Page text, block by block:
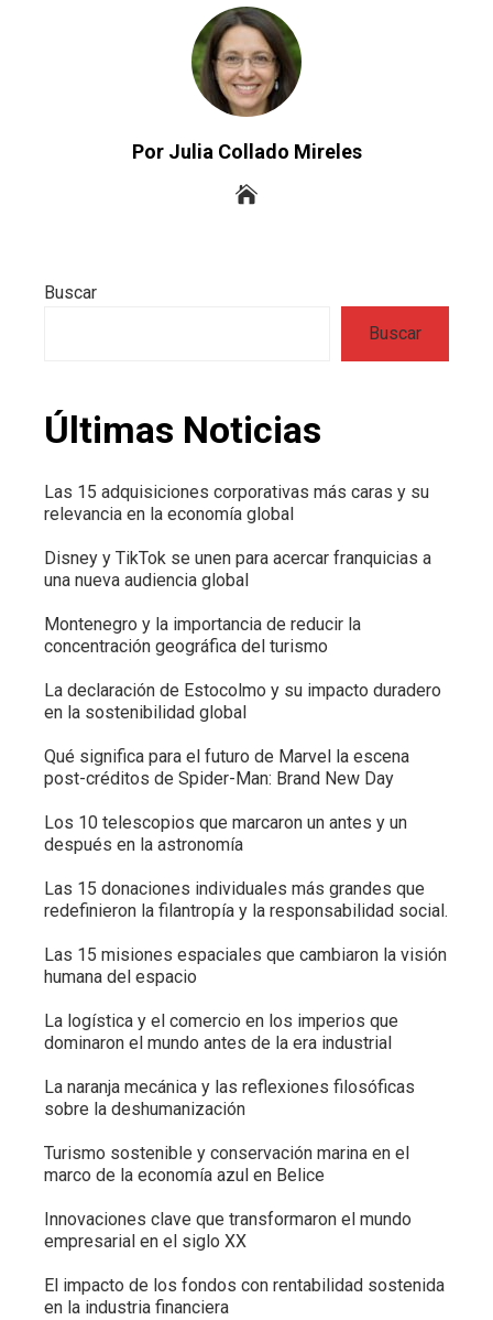
Por Julia Collado Mireles
Buscar
Buscar
Últimas Noticias
Las 15 adquisiciones corporativas más caras y su
relevancia en la economía global
Disney y TikTok se unen para acercar franquicias a
una nueva audiencia global
Montenegro y la importancia de reducir la
concentración geográfica del turismo
La declaración de Estocolmo y su impacto duradero
en la sostenibilidad global
Qué significa para el futuro de Marvel la escena
post-créditos de Spider-Man: Brand New Day
Los 10 telescopios que marcaron un antes y un
después en la astronomía
Las 15 donaciones individuales más grandes que
redefinieron la filantropía y la responsabilidad social.
Las 15 misiones espaciales que cambiaron la visión
humana del espacio
La logística y el comercio en los imperios que
dominaron el mundo antes de la era industrial
La naranja mecánica y las reflexiones filosóficas
sobre la deshumanización
Turismo sostenible y conservación marina en el
marco de la economía azul en Belice
Innovaciones clave que transformaron el mundo
empresarial en el siglo XX
El impacto de los fondos con rentabilidad sostenida
en la industria financiera